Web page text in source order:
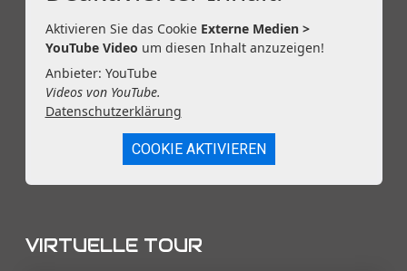
Aktivieren Sie das Cookie Externe Medien >
YouTube Video um diesen Inhalt anzuzeigen!
Anbieter: YouTube
Videos von YouTube.
Datenschutzerklärung
COOKIE AKTIVIEREN
VIRTUELLE TOUR